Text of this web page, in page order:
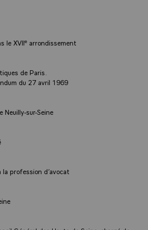
le XVIIe arrondissement
de Paris.
du 27 avril 1969
Neuilly-sur-Seine
profession d’avocat